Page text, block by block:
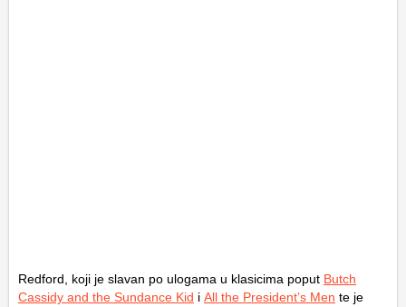
Redford, koji je slavan po ulogama u klasicima poput Butch
Cassidy and the Sundance Kid i All the President’s Men te je